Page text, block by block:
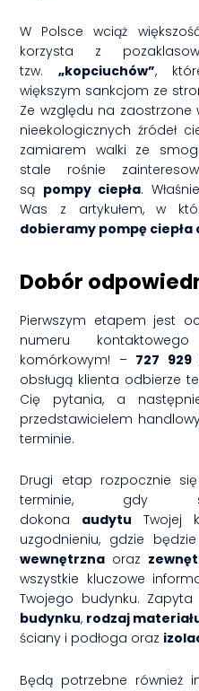
W Polsce wciąż
korzysta z
tzw.„kopciuchów”,
większym sankcjom ze
Ze względu na zaostrzone
nieekologicznych źródeł
zamiarem walki ze
stale rośnie
są pompy ciepła.
Was z artykułem, w
dobieramy pompę ciepła
Dobór
Pierwszym etapem jest
numeru
komórkowym! – 727 929
obsługą klienta odbierze
Cię pytania, a
przedstawicielem
terminie.
Drugi etap rozpocznie
terminie, gdy
dokona audytu Twojej
uzgodnieniu, gdzie
wewnętrzna oraz
wszystkie kluczowe
Twojego budynku.
budynku, rodzaj
ściany i podłoga oraz
Będą potrzebne również